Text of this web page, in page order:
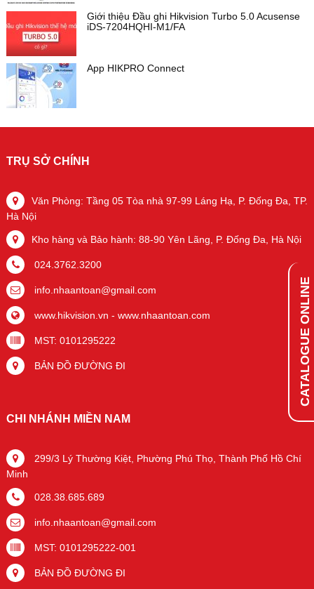
CATALOGUE ONLINE
Giới thiệu Đầu ghi Hikvision Turbo 5.0 Acusense
iDS-7204HQHI-M1/FA
App HIKPRO Connect
TRỤ SỞ CHÍNH
Văn Phòng: Tầng 05 Tòa nhà 97-99 Láng Hạ, P. Đống Đa, TP.
Hà Nội
Kho hàng và Bảo hành: 88-90 Yên Lãng, P. Đống Đa, Hà Nội
024.3762.3200
info.nhaantoan@gmail.com
www.hikvision.vn - www.nhaantoan.com
MST: 0101295222
BẢN ĐỒ ĐƯỜNG ĐI
CHI NHÁNH MIỀN NAM
299/3 Lý Thường Kiệt, Phường Phú Thọ, Thành Phố Hồ Chí
Minh
028.38.685.689
info.nhaantoan@gmail.com
MST: 0101295222-001
BẢN ĐỒ ĐƯỜNG ĐI